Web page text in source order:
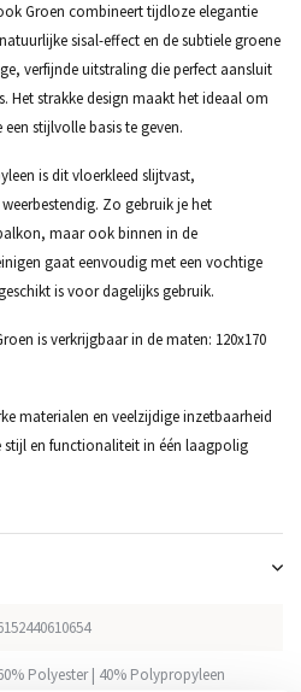
Groen combineert tijdloze elegantie
sisal-effect en de subtiele groene
verfijnde uitstraling die perfect aansluit
Het strakke design maakt het ideaal om
stijlvolle basis te geven.
is dit vloerkleed slijtvast,
Zo gebruik je het
maar ook binnen in de
gaat eenvoudig met een vochtige
is voor dagelijks gebruik.
is verkrijgbaar in de maten: 120x170
materialen en veelzijdige inzetbaarheid
en functionaliteit in één laagpolig
Polyester | 40% Polypropyleen